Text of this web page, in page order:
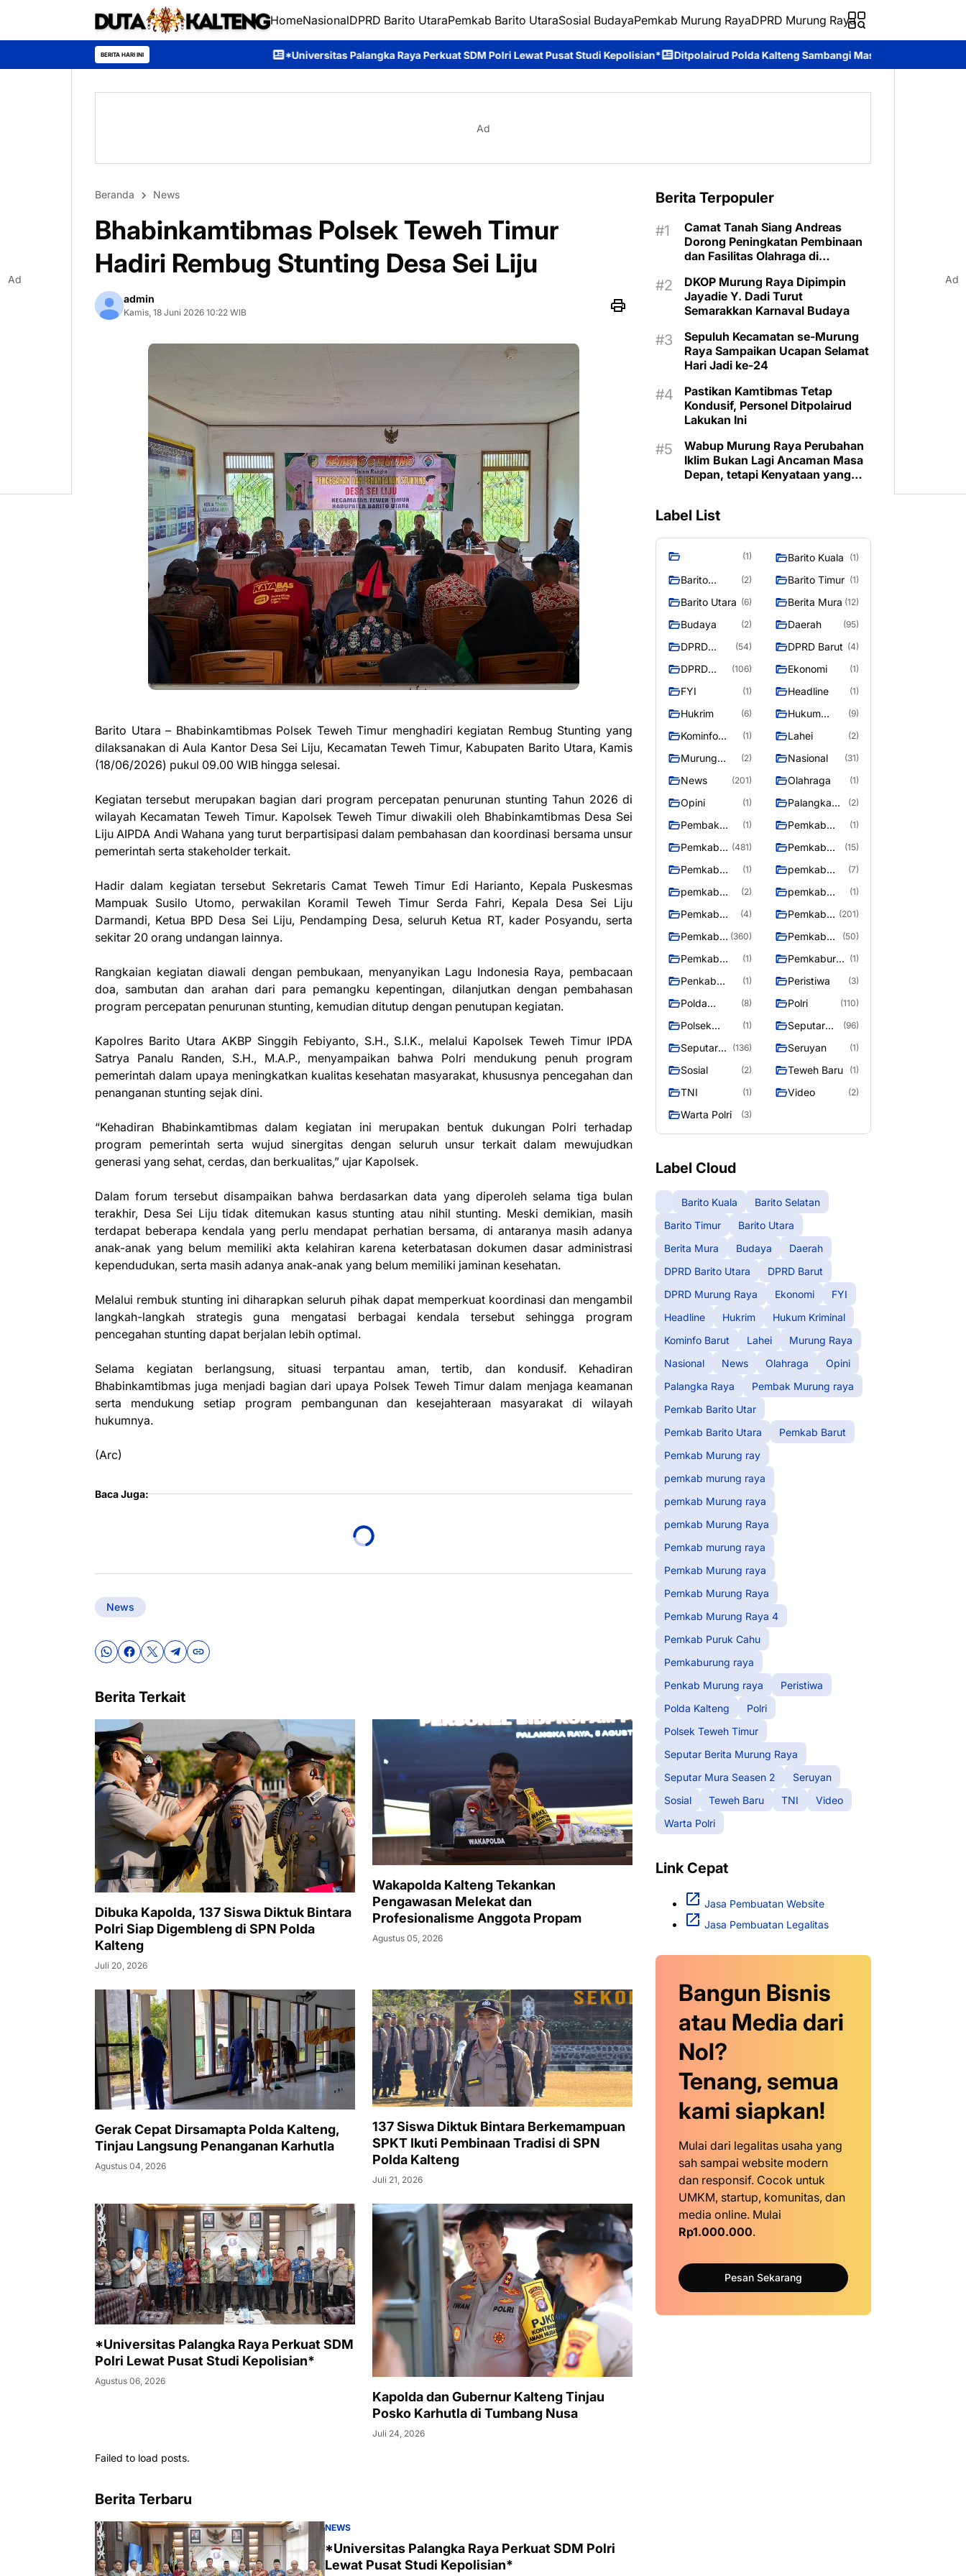
HomeNasionalDPRD Barito UtaraPemkab Barito UtaraSosial BudayaPemkab Murung RayaDPRD Murung Raya
BERITA HARI INI *Universitas Palangka Raya Perkuat SDM Polri Lewat Pusat Studi Kepolisian* Ditpolairud Polda Kalteng Sambangi Masyarakat, Berikan Edukasi tentang Bahaya
Ad
Beranda News
Bhabinkamtibmas Polsek Teweh Timur
Hadiri Rembug Stunting Desa Sei Liju
admin
Kamis, 18 Juni 2026 10:22 WIB
Barito Utara – Bhabinkamtibmas Polsek Teweh Timur menghadiri kegiatan Rembug Stunting yang
dilaksanakan di Aula Kantor Desa Sei Liju, Kecamatan Teweh Timur, Kabupaten Barito Utara, Kamis
(18/06/2026) pukul 09.00 WIB hingga selesai.
Kegiatan tersebut merupakan bagian dari program percepatan penurunan stunting Tahun 2026 di
wilayah Kecamatan Teweh Timur. Kapolsek Teweh Timur diwakili oleh Bhabinkamtibmas Desa Sei
Liju AIPDA Andi Wahana yang turut berpartisipasi dalam pembahasan dan koordinasi bersama unsur
pemerintah serta stakeholder terkait.
Hadir dalam kegiatan tersebut Sekretaris Camat Teweh Timur Edi Harianto, Kepala Puskesmas
Mampuak Susilo Utomo, perwakilan Koramil Teweh Timur Serda Fahri, Kepala Desa Sei Liju
Darmandi, Ketua BPD Desa Sei Liju, Pendamping Desa, seluruh Ketua RT, kader Posyandu, serta
sekitar 20 orang undangan lainnya.
Rangkaian kegiatan diawali dengan pembukaan, menyanyikan Lagu Indonesia Raya, pembacaan
doa, sambutan dan arahan dari para pemangku kepentingan, dilanjutkan dengan pembahasan
program percepatan penurunan stunting, kemudian ditutup dengan penutupan kegiatan.
Kapolres Barito Utara AKBP Singgih Febiyanto, S.H., S.I.K., melalui Kapolsek Teweh Timur IPDA
Satrya Panalu Randen, S.H., M.A.P., menyampaikan bahwa Polri mendukung penuh program
pemerintah dalam upaya meningkatkan kualitas kesehatan masyarakat, khususnya pencegahan dan
penanganan stunting sejak dini.
“Kehadiran Bhabinkamtibmas dalam kegiatan ini merupakan bentuk dukungan Polri terhadap
program pemerintah serta wujud sinergitas dengan seluruh unsur terkait dalam mewujudkan
generasi yang sehat, cerdas, dan berkualitas,” ujar Kapolsek.
Dalam forum tersebut disampaikan bahwa berdasarkan data yang diperoleh selama tiga bulan
terakhir, Desa Sei Liju tidak ditemukan kasus stunting atau nihil stunting. Meski demikian, masih
terdapat beberapa kendala yang perlu mendapat perhatian bersama, di antaranya masih adanya
anak-anak yang belum memiliki akta kelahiran karena keterbatasan dokumen dasar administrasi
kependudukan, serta masih adanya anak-anak yang belum memiliki jaminan kesehatan.
Melalui rembuk stunting ini diharapkan seluruh pihak dapat memperkuat koordinasi dan mengambil
langkah-langkah strategis guna mengatasi berbagai kendala tersebut sehingga program
pencegahan stunting dapat berjalan lebih optimal.
Selama kegiatan berlangsung, situasi terpantau aman, tertib, dan kondusif. Kehadiran
Bhabinkamtibmas juga menjadi bagian dari upaya Polsek Teweh Timur dalam menjaga keamanan
serta mendukung setiap program pembangunan dan kesejahteraan masyarakat di wilayah
hukumnya.
(Arc)
Baca Juga:
News
Berita Terkait
Dibuka Kapolda, 137 Siswa Diktuk Bintara
Polri Siap Digembleng di SPN Polda
Kalteng
Juli 20, 2026
Wakapolda Kalteng Tekankan
Pengawasan Melekat dan
Profesionalisme Anggota Propam
Agustus 05, 2026
Gerak Cepat Dirsamapta Polda Kalteng,
Tinjau Langsung Penanganan Karhutla
Agustus 04, 2026
137 Siswa Diktuk Bintara Berkemampuan
SPKT Ikuti Pembinaan Tradisi di SPN
Polda Kalteng
Juli 21, 2026
*Universitas Palangka Raya Perkuat SDM
Polri Lewat Pusat Studi Kepolisian*
Agustus 06, 2026
Kapolda dan Gubernur Kalteng Tinjau
Posko Karhutla di Tumbang Nusa
Juli 24, 2026
Failed to load posts.
Berita Terbaru
NEWS
*Universitas Palangka Raya Perkuat SDM Polri
Lewat Pusat Studi Kepolisian*
Berita Terpopuler
Camat Tanah Siang Andreas
Dorong Peningkatan Pembinaan
dan Fasilitas Olahraga di
DKOP Murung Raya Dipimpin
Jayadie Y. Dadi Turut
Semarakkan Karnaval Budaya
Sepuluh Kecamatan se-Murung
Raya Sampaikan Ucapan Selamat
Hari Jadi ke-24
Pastikan Kamtibmas Tetap
Kondusif, Personel Ditpolairud
Lakukan Ini
Wabup Murung Raya Perubahan
Iklim Bukan Lagi Ancaman Masa
Depan, tetapi Kenyataan yang
Label List
(1) Barito Kuala (1)
Barito
(2) Barito Timur (1)
Barito Utara (6) Berita Mura (12)
Budaya (2) Daerah (95)
DPRD
Utara
(54) DPRD Barut (4)
DPRD
Raya
(106) Ekonomi (1)
FYI (1) Headline (1)
Hukrim (6)
Hukum
(9)
Kominfo
(1) Lahei (2)
Murung
(2) Nasional (31)
News (201) Olahraga (1)
Opini (1)
Palangka
(2)
Pembak
Murung raya
(1)
Pemkab
(1)
Pemkab
Utara
(481)
Pemkab
(15)
Pemkab
(1)
pemkab
(7)
pemkab
(2)
pemkab
Raya
(1)
Pemkab
murung raya
(4)
Pemkab
raya
(201)
Pemkab
Raya
(360)
Pemkab
Raya 4
(50)
Pemkab
(1)
Pemkaburun (1)
Penkab
(1) Peristiwa (3)
Polda
(8) Polri (110)
Polsek
Teweh Timur
(1)
Seputar
Murung
Raya
(96)
Seputar
Seasen 2
(136) Seruyan (1)
Sosial (2) Teweh Baru (1)
TNI (1) Video (2)
Warta Polri (3)
Label Cloud
Barito Kuala
Barito Selatan
Barito Timur
Barito Utara
Berita Mura
Budaya
Daerah
DPRD Barito Utara
DPRD Barut
DPRD Murung Raya
Ekonomi
FYI
Headline
Hukrim
Hukum Kriminal
Kominfo Barut
Lahei
Murung Raya
Nasional
News Olahraga
Opini
Palangka Raya
Pembak Murung raya
Pemkab Barito Utar
Pemkab Barito Utara
Pemkab Barut
Pemkab Murung ray
pemkab murung raya
pemkab Murung raya
pemkab Murung Raya
Pemkab murung raya
Pemkab Murung raya
Pemkab Murung Raya
Pemkab Murung Raya 4
Pemkab Puruk Cahu
Pemkaburung raya
Penkab Murung raya
Peristiwa
Polda Kalteng
Polri
Polsek Teweh Timur
Seputar Berita Murung Raya
Seputar Mura Seasen 2
Seruyan
Sosial
Teweh Baru TNI
Video
Warta Polri
Link Cepat
Jasa Pembuatan Website
Jasa Pembuatan Legalitas
Bangun Bisnis
atau Media dari
Nol?
Tenang, semua
kami siapkan!
Mulai dari legalitas usaha yang
sah sampai website modern
dan responsif. Cocok untuk
UMKM, startup, komunitas, dan
media online. Mulai
Rp1.000.000.
Pesan Sekarang
Ad Ad